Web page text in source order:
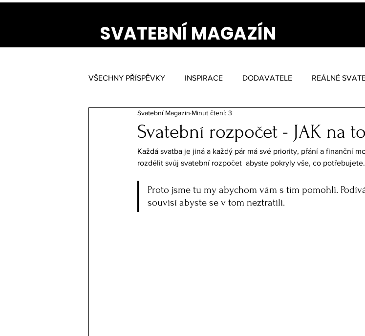
SVATEBNÍ MAGAZÍN
VŠECHNY PŘÍSPĚVKY INSPIRACE DODAVATELE REÁLNÉ
Svatební rozpočet - JAK na
Svatební Magazin Minut čtení: 3
Každá svatba je jiná a každý pár má své priority, přání a finanční
rozdělit svůj svatební rozpočet  abyste pokryly vše, co potřebujete.
Proto jsme tu my abychom vám s tím pomohli.
souvisí abyste se v tom neztratili.